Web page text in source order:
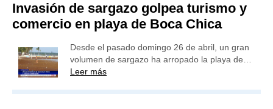
Invasión de sargazo golpea turismo y
comercio en playa de Boca Chica
Desde el pasado domingo 26 de abril, un gran
volumen de sargazo ha arropado la playa de…
Leer más